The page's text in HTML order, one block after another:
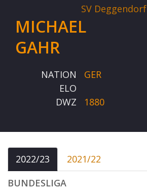
SV Deggendorf
MICHAEL
GAHR
NATION
GER
ELO
DWZ
1880
2022/23
2021/22
BUNDESLIGA